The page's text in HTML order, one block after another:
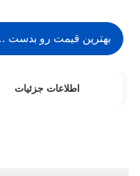
بهترین قیمت رو بدست
اطلاعات جزئیات